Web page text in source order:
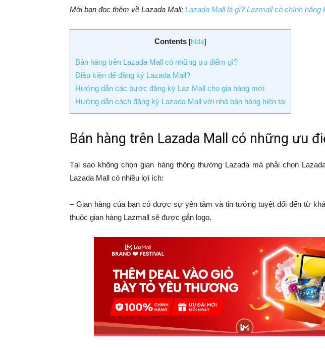
Mời bạn đọc thêm về Lazada Mall: Lazada Mall là gì? Lazmall có chính hãng
Contents [hide]
Bán hàng trên Lazada Mall có những ưu điểm gì?
Điều kiện để đăng ký Lazada Mall?
Hướng dẫn các bước đăng ký Laz Mall cho gia hàng mới
Hướng dẫn cách đăng ký Lazada Mall với nhà bán hàng hiện tại
Bán hàng trên Lazada Mall có những ưu
Tại sao không chọn gian hàng thông thường Lazada mà phải chọn
Lazada Mall có nhiều lợi ích:
– Gian hàng của bạn có được sự yên tâm và tin tưởng tuyệt đối đến từ
thuộc gian hàng Lazmall sẽ được gắn logo.